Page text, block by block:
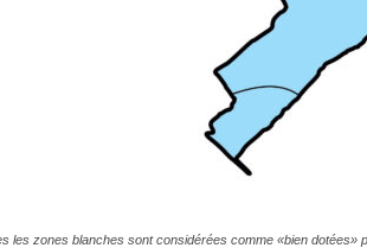
les zones blanches sont considérées comme «bien dotées»